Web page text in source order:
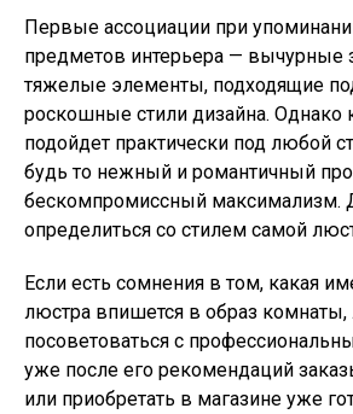
Первые ассоциации при
предметов интерьера — вычурные
тяжелые элементы, подходящие
роскошные стили дизайна. Однако
подойдет практически под любой
будь то нежный и романтичный
бескомпромиссный максимализм.
определиться со стилем самой
Если есть сомнения в том, какая
люстра впишется в образ комнаты,
посоветоваться с
уже после его рекомендаций
или приобретать в магазине уже